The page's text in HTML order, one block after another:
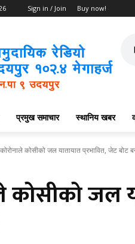
Sign in / Join Buy now!
प्रमुख समाचार स्थानिय खबर
कोरोनाले कोसीको जल यातायात प्रभावित, जेट बोट
कोसीको जल